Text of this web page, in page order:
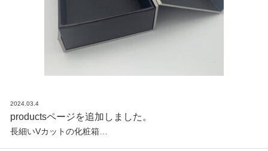
2024.03.4
productsページを追加しました。
長細いVカットの化粧箱…